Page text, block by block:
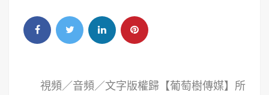
視頻／音頻／文字版權歸【葡萄樹傳媒】所